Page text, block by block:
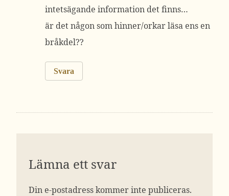
intetsägande information det finns…
är det någon som hinner/orkar läsa ens en
bråkdel??
Svara
Lämna ett svar
Din e-postadress kommer inte publiceras.